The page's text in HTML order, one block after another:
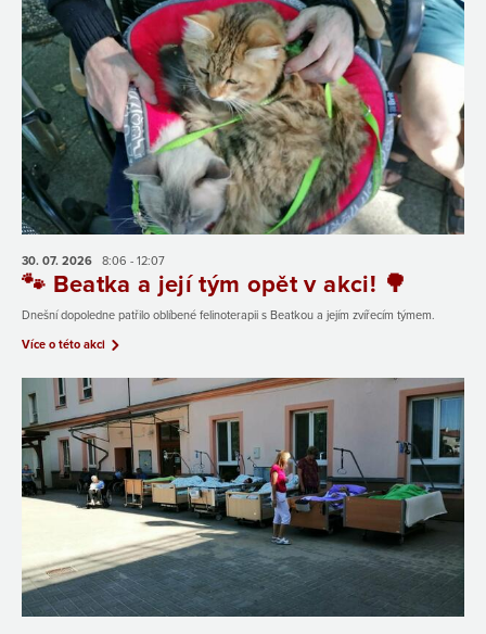
30. 07. 2026 8:06 - 12:07
🐾 Beatka a její tým opět v akci! 🌳
Dnešní dopoledne patřilo oblíbené felinoterapii s Beatkou a jejím zvířecím týmem.
Více o této akci